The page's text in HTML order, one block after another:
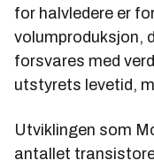
for halvledere er
volumproduksjon,
forsvares med
utstyrets levetid,
Utviklingen som
antallet